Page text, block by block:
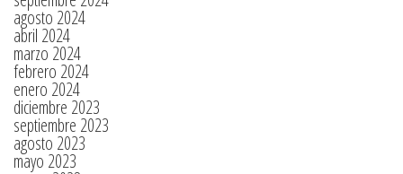
agosto 2024
abril 2024
marzo 2024
febrero 2024
enero 2024
diciembre 2023
septiembre 2023
agosto 2023
mayo 2023